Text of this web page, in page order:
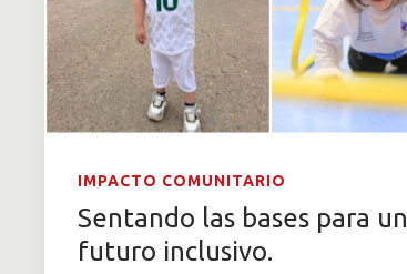
IMPACTO COMUNITARIO
Sentando las bases para un
futuro inclusivo.